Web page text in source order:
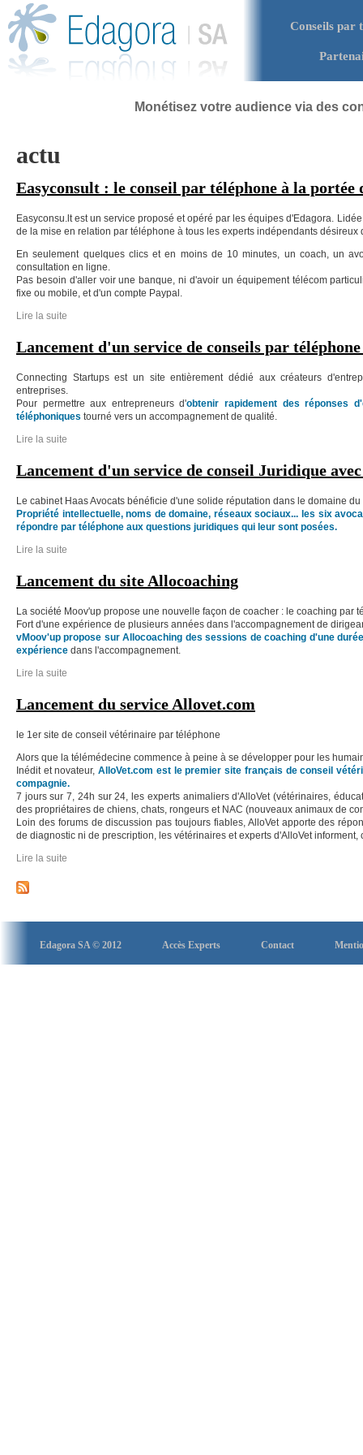
Aller au contenu principal
Conseils par
Monétisez votre audience via des
Vous êtes ici
actu
Easyconsult : le conseil par téléphone à la portée
Easyconsu.lt est un service proposé et opéré par les équipes d'Edagora.
de la mise en relation par téléphone à tous les experts indépendants
En seulement quelques clics et en moins de 10 minutes, un coach, un
consultation en ligne.
Pas besoin d'aller voir une banque, ni d'avoir un équipement télécom
fixe ou mobile, et d'un compte Paypal.
Lire la suite
Lancement d'un service de conseils par
Connecting Startups est un site entièrement dédié aux créateurs
entreprises.
Pour permettre aux entrepreneurs d'obtenir rapidement des réponses
téléphoniques tourné vers un accompagnement de qualité.
Lire la suite
Lancement d'un service de conseil Juridique
Le cabinet Haas Avocats bénéficie d'une solide réputation dans le domaine
Propriété intellectuelle, noms de domaine, réseaux sociaux... les six
répondre par téléphone aux questions juridiques qui leur sont posées.
Lire la suite
Lancement du site Allocoaching
La société Moov'up propose une nouvelle façon de coacher : le coaching par
Fort d'une expérience de plusieurs années dans l'accompagnement de
vMoov'up propose sur Allocoaching des sessions de coaching d'une
expérience dans l'accompagnement.
Lire la suite
Lancement du service Allovet.com
le 1er site de conseil vétérinaire par téléphone
Alors que la télémédecine commence à peine à se développer pour les
Inédit et novateur,AlloVet.com est le premier site français de conseil
compagnie.
7 jours sur 7, 24h sur 24, les experts animaliers d'AlloVet (vétérinaires,
des propriétaires de chiens, chats, rongeurs et NAC (nouveaux animaux de
Loin des forums de discussion pas toujours fiables, AlloVet apporte des
de diagnostic ni de prescription, les vétérinaires et experts d'AlloVet
Lire la suite
Edagora SA © 2012 Accès Experts Contact